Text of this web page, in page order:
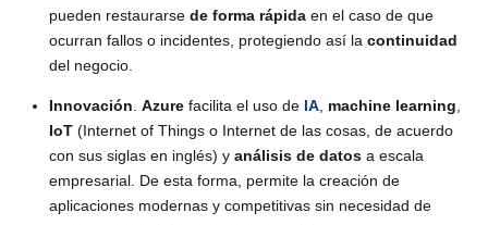
pueden restaurarse de forma rápidaen el caso de que
ocurran fallos o incidentes, protegiendo así la continuidad
del negocio.
Innovación Azurefacilita el uso de IA, machine learning
IoT(Internet of Things o Internet de las cosas, de acuerdo
con sus siglas en inglés) y análisis de datosa escala
empresarial. De esta forma, permite la creación de
aplicaciones modernas y competitivas sin necesidad de